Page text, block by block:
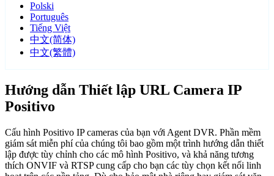
Polski
Português
Tiếng Việt
中文(简体)
中文(繁體)
Hướng dẫn Thiết lập URL Camera IP
Positivo
Cấu hình Positivo IP cameras của bạn với Agent DVR. Phần mềm
giám sát miễn phí của chúng tôi bao gồm một trình hướng dẫn thiết
lập được tùy chỉnh cho các mô hình Positivo, và khả năng tương
thích ONVIF và RTSP cung cấp cho bạn các tùy chọn kết nối linh